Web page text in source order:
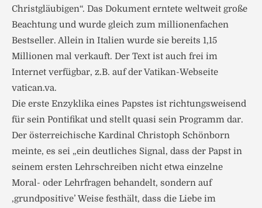
Christgläubigen“. Das Dokument erntete weltweit große
Beachtung und wurde gleich zum millionenfachen
Bestseller. Allein in Italien wurde sie bereits 1,15
Millionen mal verkauft. Der Text ist auch frei im
Internet verfügbar, z.B. auf der Vatikan-Webseite
vatican.va.
Die erste Enzyklika eines Papstes ist richtungsweisend
für sein Pontifikat und stellt quasi sein Programm dar.
Der österreichische Kardinal Christoph Schönborn
meinte, es sei „ein deutliches Signal, dass der Papst in
seinem ersten Lehrschreiben nicht etwa einzelne
Moral- oder Lehrfragen behandelt, sondern auf
‚grundpositive’ Weise festhält, dass die Liebe im